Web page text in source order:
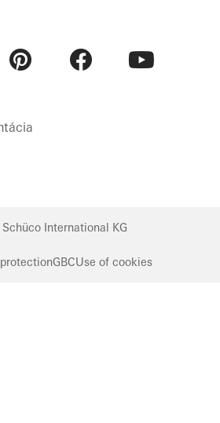
International KG
GBCUse of cookies